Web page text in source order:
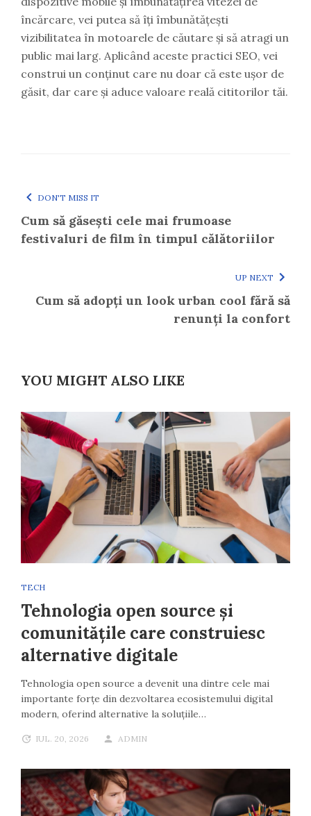
încărcare, vei putea să îți îmbunătățești
vizibilitatea în motoarele de căutare și să atragi un
public mai larg. Aplicând aceste practici SEO, vei
construi un conținut care nu doar că este ușor de
găsit, dar care și aduce valoare reală cititorilor tăi.
DON'T MISS IT
Cum să găsești cele mai frumoase
festivaluri de film în timpul călătoriilor
UP NEXT
Cum să adopți un look urban cool fără să
renunți la confort
YOU MIGHT ALSO LIKE
TECH
Tehnologia open source și
comunitățile care construiesc
alternative digitale
Tehnologia open source a devenit una dintre cele mai
importante forțe din dezvoltarea ecosistemului digital
modern, oferind alternative la soluțiile…
IUL. 20, 2026 ADMIN